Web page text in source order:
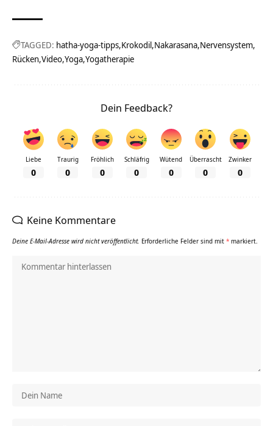
TAGGED: hatha-yoga-tipps Krokodil Nakarasana Nervensystem
Rücken Video Yoga Yogatherapie
Dein Feedback?
Liebe
0
Traurig
0
Fröhlich
0
Schläfrig
0
Wütend
0
Überrascht
0
Zwinker
0
Keine Kommentare
Deine E-Mail-Adresse wird nicht veröffentlicht. Erforderliche Felder sind mit * markiert.